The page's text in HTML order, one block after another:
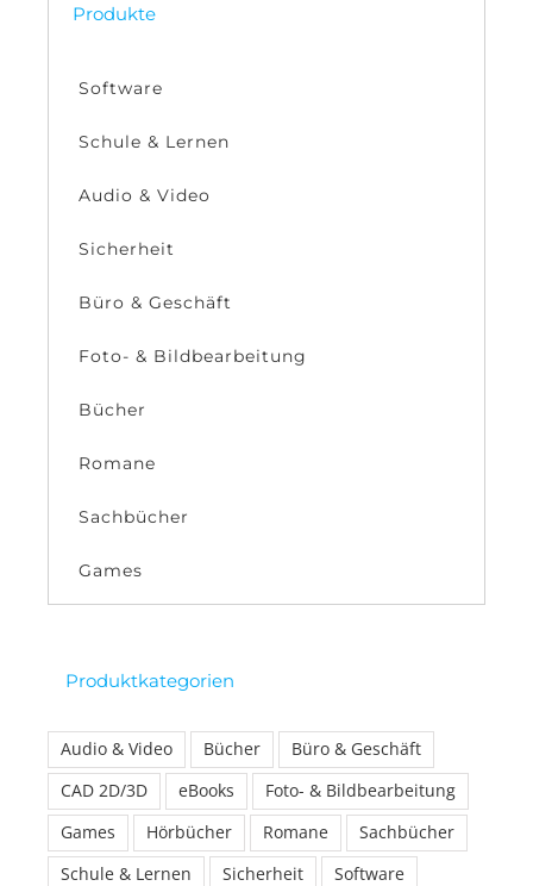
Produkte
Software
Schule & Lernen
Audio & Video
Sicherheit
Büro & Geschäft
Foto- & Bildbearbeitung
Bücher
Romane
Sachbücher
Games
Produktkategorien
Audio & Video Bücher
Büro & Geschäft
CAD 2D/3D
eBooks
Foto- & Bildbearbeitung
Games
Hörbücher Romane
Sachbücher
Schule & Lernen
Sicherheit
Software